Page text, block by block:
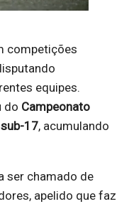
competições
equipes.
do Campeonato
17, acumulando
ser chamado de
apelido que faz